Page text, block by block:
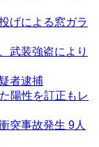
げによる窓ガラ
武装強盗により
者逮捕
陽性を訂正もレ
突事故発生 9人